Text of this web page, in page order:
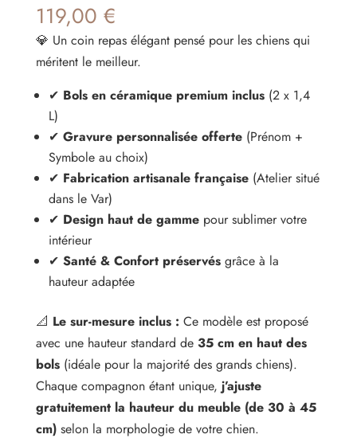
119,00 €
💎 Un coin repas élégant pensé pour les chiens qui
méritent le meilleur.
✔ Bols en céramique premium inclus(2 x 1,4
L)
✔ Gravure personnalisée offerte(Prénom +
Symbole au choix)
✔ Fabrication artisanale française(Atelier situé
dans le Var)
✔ Design haut de gammepour sublimer votre
intérieur
✔ Santé & Confort préservésgrâce à la
hauteur adaptée
📐 Le sur-mesure inclus : Ce modèle est proposé
avec une hauteur standard de 35 cm en haut des
bols(idéale pour la majorité des grands chiens).
Chaque compagnon étant unique, j’ajuste
gratuitement la hauteur du meuble (de 30 à 45
cm)selon la morphologie de votre chien.